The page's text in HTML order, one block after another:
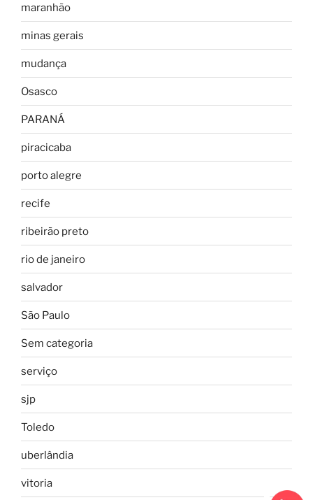
maranhão
minas gerais
mudança
Osasco
PARANÁ
piracicaba
porto alegre
recife
ribeirão preto
rio de janeiro
salvador
São Paulo
Sem categoria
serviço
sjp
Toledo
uberlândia
vitoria